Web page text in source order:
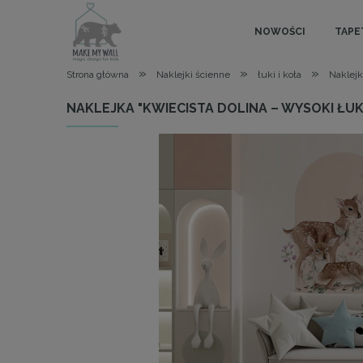
NOWOŚCI
Strona główna » Naklejki ścienne » łuki i koła »
NAKLEJKA "KWIECISTA DOLINA – WYSOKI